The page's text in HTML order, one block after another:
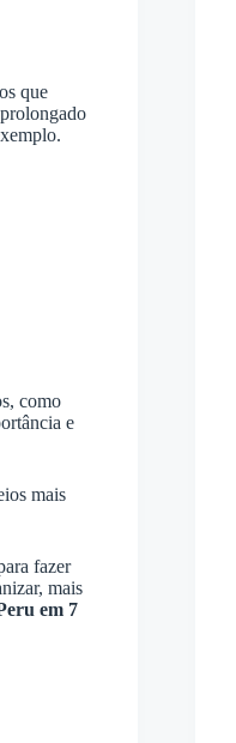
que
como
e
mais
fazer
mais
em 7